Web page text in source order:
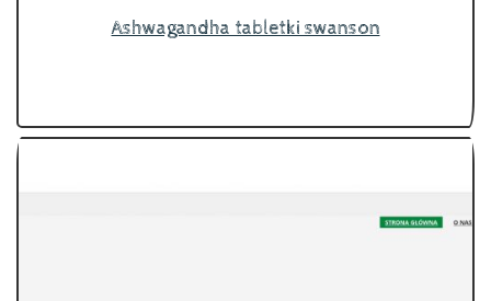
Ashwagandha tabletki swanson